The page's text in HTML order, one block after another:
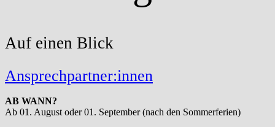
Auf einen Blick
Ansprechpartner:innen
AB WANN?
Ab 01. August oder 01. September (nach den Sommerferien)